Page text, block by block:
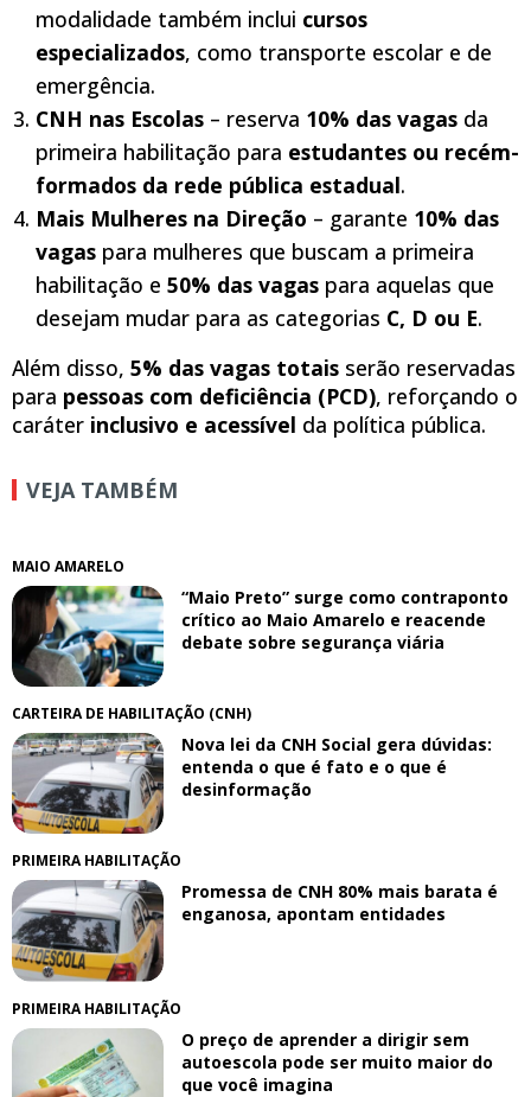
modalidade também inclui cursos
especializados, como transporte escolar e de
emergência.
CNH nas Escolas – reserva 10% das vagas da
primeira habilitação para estudantes ou recém-
formados da rede pública estadual.
Mais Mulheres na Direção – garante 10% das
vagas para mulheres que buscam a primeira
habilitação e 50% das vagas para aquelas que
desejam mudar para as categorias C, D ou E.
Além disso, 5% das vagas totais serão reservadas
para pessoas com deficiência (PCD), reforçando o
caráter inclusivo e acessível da política pública.
VEJA TAMBÉM
MAIO AMARELO
“Maio Preto” surge como contraponto
crítico ao Maio Amarelo e reacende
debate sobre segurança viária
CARTEIRA DE HABILITAÇÃO (CNH)
Nova lei da CNH Social gera dúvidas:
entenda o que é fato e o que é
desinformação
PRIMEIRA HABILITAÇÃO
Promessa de CNH 80% mais barata é
enganosa, apontam entidades
PRIMEIRA HABILITAÇÃO
O preço de aprender a dirigir sem
autoescola pode ser muito maior do
que você imagina